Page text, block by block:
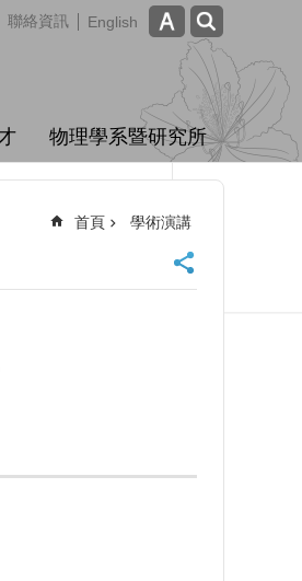
聯絡資訊 English
物理學系暨研究所
首頁 學術演講